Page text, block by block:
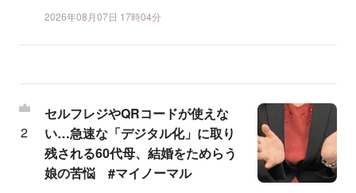
2026年08月07日 17時04分
セルフレジやQRコードが使えな
い…急速な「デジタル化」に取り
残される60代母、結婚をためらう
娘の苦悩 #マイノーマル